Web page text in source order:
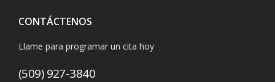
CONTÁCTENOS
Llame para programar un cita hoy
(509) 927-3840